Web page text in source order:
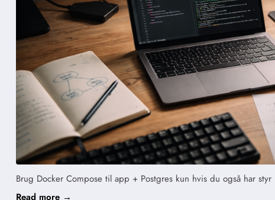
Brug Docker Compose til app + Postgres kun hvis du også har
Read more →